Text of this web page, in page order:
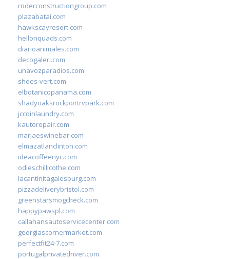
roderconstructiongroup.com
plazabatai.com
hawkscayresort.com
hellonquads.com
diarioanimales.com
decogaleri.com
unavozparadios.com
shoes-vert.com
elbotanicopanama.com
shadyoaksrockportrvpark.com
jccoinlaundry.com
kautorepair.com
marjaeswinebar.com
elmazatlanclinton.com
ideacoffeenyc.com
odieschillicothe.com
lacantinitagalesburg.com
pizzadeliverybristol.com
greenstarsmogcheck.com
happypawspl.com
callahansautoservicecenter.com
georgiascornermarket.com
perfectfit24-7.com
portugalprivatedriver.com